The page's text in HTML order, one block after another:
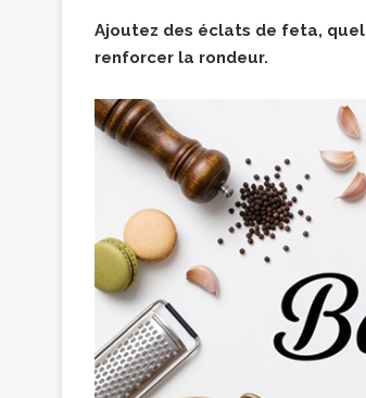
Ajoutez des éclats de feta,
renforcer la rondeur.